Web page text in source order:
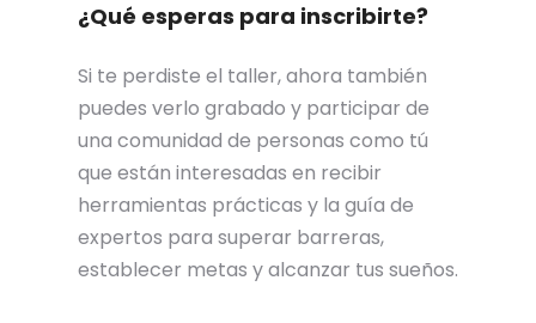
¿Qué esperas para inscribirte?
Si te perdiste el taller, ahora también
puedes verlo grabado y participar de
una comunidad de personas como tú
que están interesadas en recibir
herramientas prácticas y la guía de
expertos para superar barreras,
establecer metas y alcanzar tus sueños.